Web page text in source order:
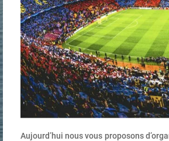
Aujourd’hui nous vous proposons